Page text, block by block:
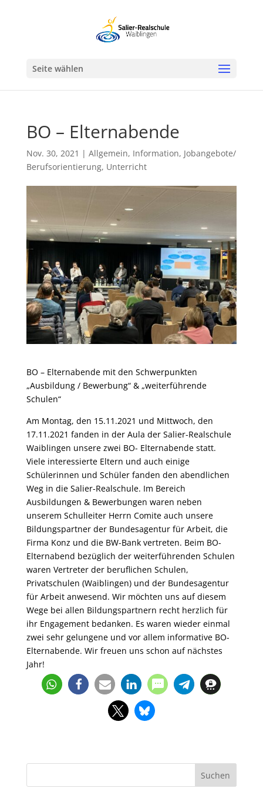
Seite wählen
BO – Elternabende
Nov. 30, 2021 | Allgemein, Information, Jobangebote/
Berufsorientierung, Unterricht
BO – Elternabende mit den Schwerpunkten
„Ausbildung / Bewerbung“ & „weiterführende
Schulen“
Am Montag, den 15.11.2021 und Mittwoch, den
17.11.2021 fanden in der Aula der Salier-Realschule
Waiblingen unsere zwei BO- Elternabende statt.
Viele interessierte Eltern und auch einige
Schülerinnen und Schüler fanden den abendlichen
Weg in die Salier-Realschule. Im Bereich
Ausbildungen & Bewerbungen waren neben
unserem Schulleiter Herrn Comite auch unsere
Bildungspartner der Bundesagentur für Arbeit, die
Firma Konz und die BW-Bank vertreten. Beim BO-
Elternabend bezüglich der weiterführenden Schulen
waren Vertreter der beruflichen Schulen,
Privatschulen (Waiblingen) und der Bundesagentur
für Arbeit anwesend. Wir möchten uns auf diesem
Wege bei allen Bildungspartnern recht herzlich für
ihr Engagement bedanken. Es waren wieder einmal
zwei sehr gelungene und vor allem informative BO-
Elternabende. Wir freuen uns schon auf nächstes
Jahr!
Suchen